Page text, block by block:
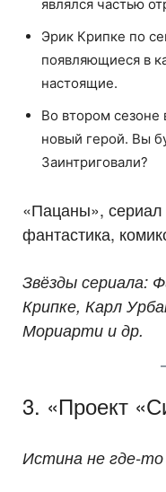
являлся частью
Эрик Крипке по
появляющиеся в
настоящие.
Во втором сезоне
новый герой. Вы
Заинтриговали?
«Пацаны», сериал
фантастика,
Звёзды сериала:
Крипке, Карл
Мориарти и др.
3. «Проект
Истина не где-